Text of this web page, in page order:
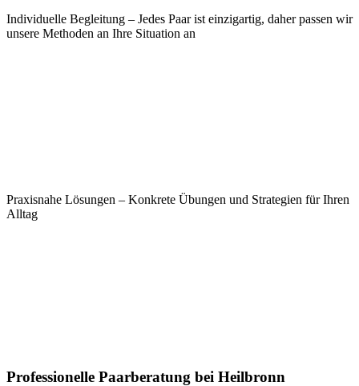
Individuelle Begleitung – Jedes Paar ist einzigartig, daher passen wir
unsere Methoden an Ihre Situation an
Praxisnahe Lösungen – Konkrete Übungen und Strategien für Ihren
Alltag
Professionelle Paarberatung bei Heilbronn